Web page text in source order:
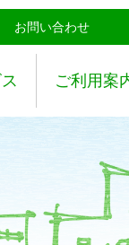
お問い合わせ
ご利用案